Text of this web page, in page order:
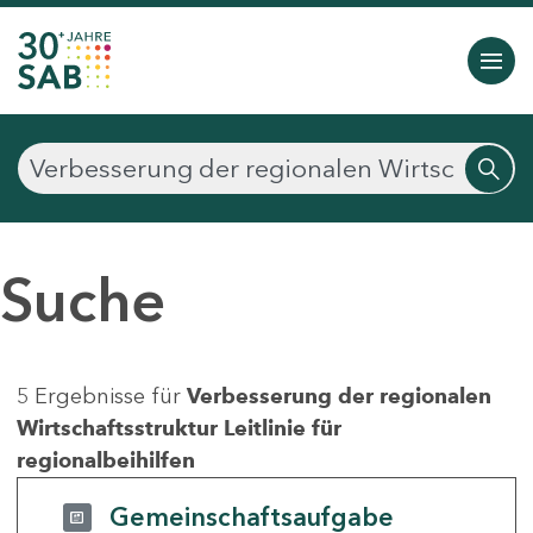
Suche
5 Ergebnisse für Verbesserung der regionalen
Wirtschaftsstruktur Leitlinie für
regionalbeihilfen
Gemeinschaftsaufgabe